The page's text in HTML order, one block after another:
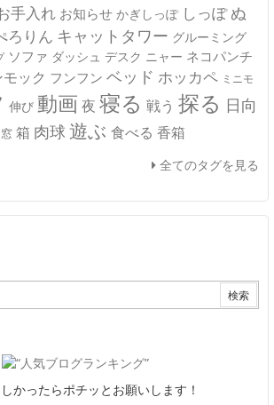
手入れ お知らせ かぎしっぽ しっぽ ぬ
ろりん キャットタワー グルーミング
ソファ ダッシュ デスク ニャー ネコパンチ
ック フンフン ベッド ホッカペ ミニモ
伸び 動画 夜 寝る 戦う 探る 日向
窓 箱 肉球 遊ぶ 食べる 香箱
全てのタグを見る
かったらポチッとお願いします！